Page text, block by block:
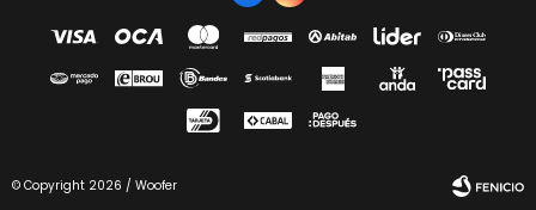
© Copyright 2026 / Woofer